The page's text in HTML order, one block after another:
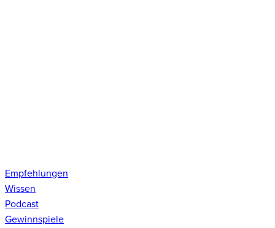
Empfehlungen
Wissen
Podcast
Gewinnspiele